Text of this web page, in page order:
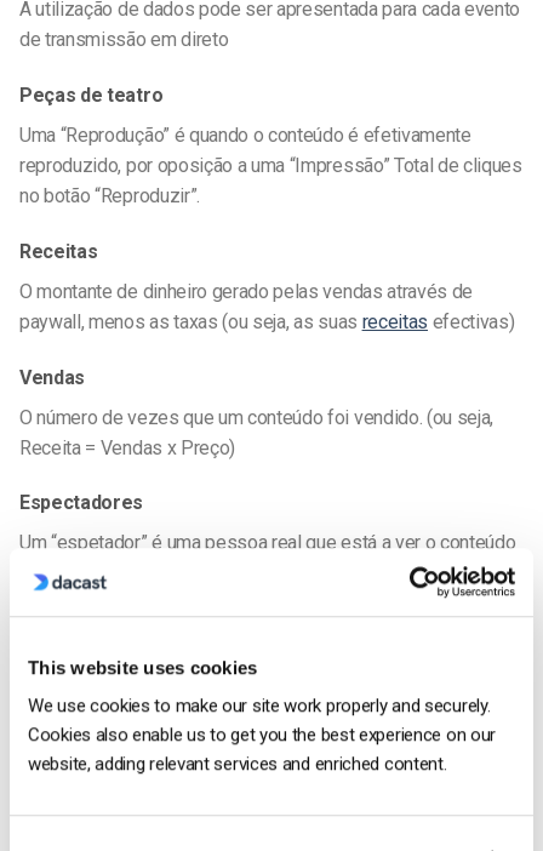
This website uses cookies
We use cookies to make our site work properly and securely.
Cookies also enable us to get you the best experience on our
website, adding relevant services and enriched content.
A utilização de dados pode ser apresentada para cada evento
de transmissão em direto
Peças de teatro
Uma “Reprodução” é quando o conteúdo é efetivamente
reproduzido, por oposição a uma “Impressão” Total de cliques
no botão “Reproduzir”.
Receitas
O montante de dinheiro gerado pelas vendas através de
paywall, menos as taxas (ou seja, as suas receitas efectivas)
Vendas
O número de vezes que um conteúdo foi vendido. (ou seja,
Receita = Vendas x Preço)
Espectadores
Um “espetador” é uma pessoa real que está a ver o conteúdo
e pode ter várias “reproduções” e “impressões”
Visualizador único
A funcionalidade exclusiva de métrica de espectadores
regista o número de pessoas que vêem os seus vídeos,
independentemente do número de vezes que o vêem.
Estatísticas